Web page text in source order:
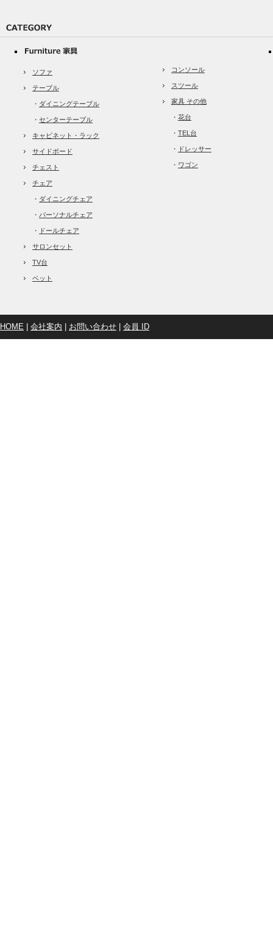
ソファ
テーブル
・ ダイニングテーブル
・ センターテーブル
キャビネット・ラック
サイドボード
チェスト
チェア
・ ダイニングチェア
・ パーソナルチェア
・ ドールチェア
サロンセット
TV台
ベット
コンソール
スツール
家具 その他
・ 花台
・ TEL台
・ ドレッサー
・ ワゴン
HOME 会社案内 お問い合わせ 会員 ID